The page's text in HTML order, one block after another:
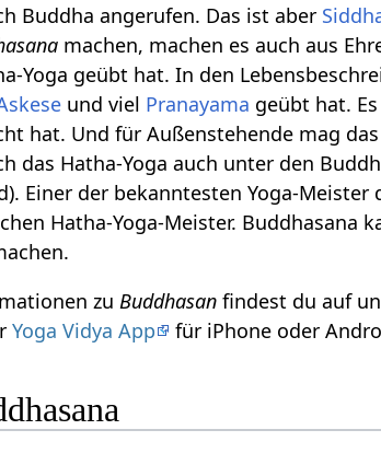
Buddha angerufen. Das ist aber
machen, machen es auch aus
Yoga geübt hat. In den
und viel Pranayama geübt hat.
hat. Und für Außenstehende mag
das Hatha-Yoga auch unter den
Einer der bekanntesten Yoga-Meister
Hatha-Yoga-Meister. Buddhasana
zu Buddhasan findest du auf
Yoga Vidya App für iPhone oder